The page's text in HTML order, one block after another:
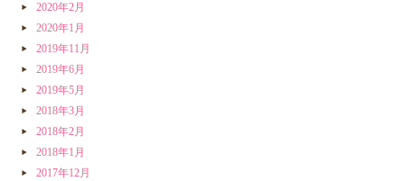
2020年2月
2020年1月
2019年11月
2019年6月
2019年5月
2018年3月
2018年2月
2018年1月
2017年12月